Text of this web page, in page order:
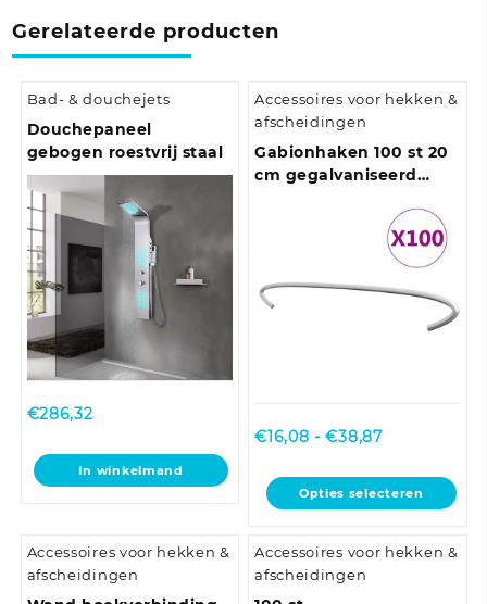
Gerelateerde producten
Bad- & douchejets
Douchepaneel
gebogen roestvrij staal
€286,32
In winkelmand
Accessoires voor hekken &
afscheidingen
Gabionhaken 100 st 20
cm gegalvaniseerd
€16,08 - €38,87Prijsklasse:
tot
Opties selecteren
Dit
product
meerdere
variaties.
Accessoires voor hekken &
afscheidingen
Accessoires voor hekken &
afscheidingen